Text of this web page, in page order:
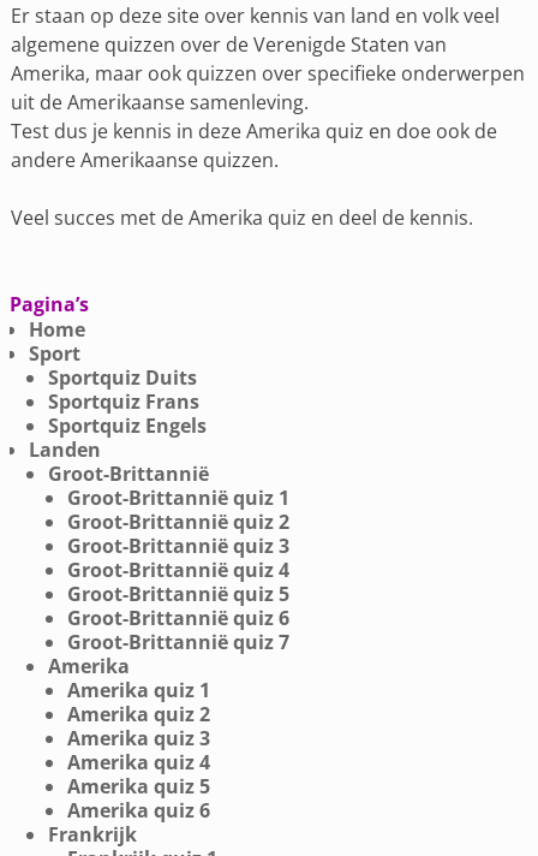
Er staan op deze site over kennis van land en volk veel
algemene quizzen over de Verenigde Staten van
Amerika, maar ook quizzen over specifieke onderwerpen
uit de Amerikaanse samenleving.
Test dus je kennis in deze Amerika quiz en doe ook de
andere Amerikaanse quizzen.
Veel succes met de Amerika quiz en deel de kennis.
Pagina’s
Home
Sport
Sportquiz Duits
Sportquiz Frans
Sportquiz Engels
Landen
Groot-Brittannië
Groot-Brittannië quiz 1
Groot-Brittannië quiz 2
Groot-Brittannië quiz 3
Groot-Brittannië quiz 4
Groot-Brittannië quiz 5
Groot-Brittannië quiz 6
Groot-Brittannië quiz 7
Amerika
Amerika quiz 1
Amerika quiz 2
Amerika quiz 3
Amerika quiz 4
Amerika quiz 5
Amerika quiz 6
Frankrijk